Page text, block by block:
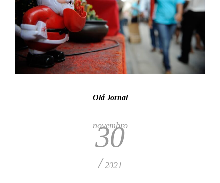
Olá Jornal
novembro
30
/ 2021